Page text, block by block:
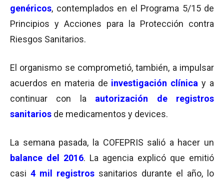
genéricos, contemplados en el Programa 5/15 de
Principios y Acciones para la Protección contra
Riesgos Sanitarios.
El organismo se comprometió, también, a impulsar
acuerdos en materia de investigación clínica y a
continuar con la autorización de registros
sanitarios de medicamentos y devices.
La semana pasada, la COFEPRIS salió a hacer un
balance del 2016. La agencia explicó que emitió
casi 4 mil registros sanitarios durante el año, lo